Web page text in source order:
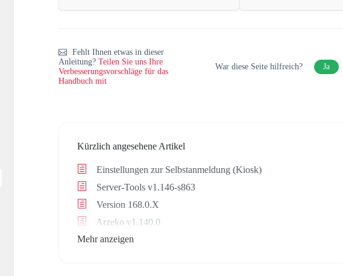
Fehlt Ihnen etwas in dieser
Anleitung? Teilen Sie uns Ihre
Verbesserungsvorschläge für das
Handbuch mit
War diese Seite hilfreich? Ja
Kürzlich angesehene Artikel
Einstellungen zur Selbstanmeldung (Kiosk)
Server-Tools v1.146-s863
Version 168.0.X
Arzeko v1.140.0
Mehr anzeigen